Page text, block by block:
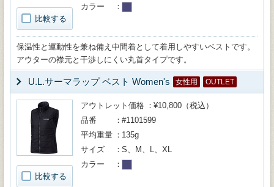
比較する
カラー
保温性と運動性を兼ね備え中間着として着用しやすいベストです。
アウターの襟元と干渉しにくい丸首タイプです。
U.L.サーマラップ ベスト Women's 女性用 OUTLET
比較する
アウトレット価格
¥10,800（税込）
品番
#1101599
平均重量
135g
サイズ
S、M、L、XL
カラー